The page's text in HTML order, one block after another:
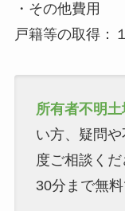
・その他費用
戸籍等の取得：
所有者不明土
い方、疑問
度ご相談くだ
30分まで無